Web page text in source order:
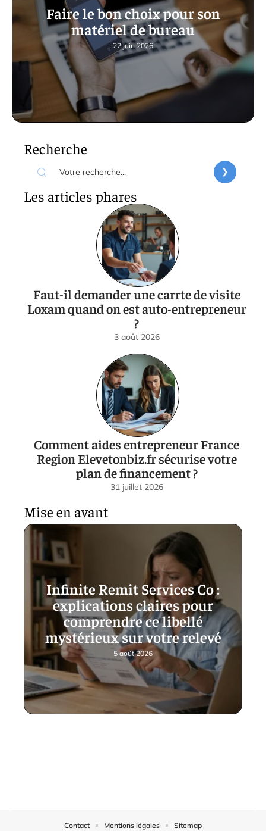
Faire le bon choix pour son
matériel de bureau
22 juin 2026
Recherche
Les articles phares
Faut-il demander une carrte de visite
Loxam quand on est auto-entrepreneur
?
Comment aides entrepreneur France
Region Elevetonbiz.fr sécurise votre
plan de financement ?
Mise en avant
Infinite Remit Services Co :
explications claires pour
comprendre ce libellé
mystérieux sur votre relevé
5 août 2026